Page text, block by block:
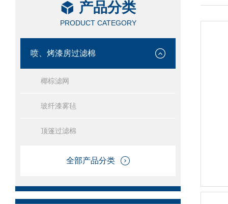
产品分类
PRODUCT CATEGORY
喷、烤漆房过滤棉
椰棕滤网
玻纤漆雾毡
顶篷过滤棉
全部产品分类
/